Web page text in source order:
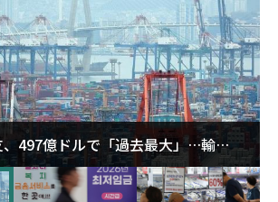
497億ドルで「過去最大」…輸出
ル突破